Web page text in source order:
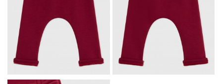
-10% pour tout paiement par carte bancaire (hors promo)